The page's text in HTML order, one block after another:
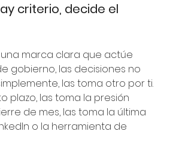
criterio, decide el
marca clara que actúe
gobierno, las decisiones no
las toma otro por ti.
plazo, las toma la presión
de mes, las toma la última
o la herramienta de